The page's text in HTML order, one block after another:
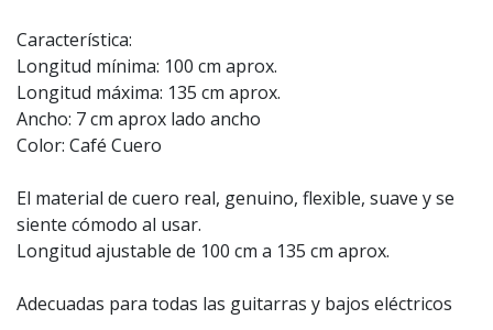
Característica:
Longitud mínima: 100 cm aprox.
Longitud máxima: 135 cm aprox.
Ancho: 7 cm aprox lado ancho
Color: Café Cuero
El material de cuero real, genuino, flexible, suave y se
siente cómodo al usar.
Longitud ajustable de 100 cm a 135 cm aprox.
Adecuadas para todas las guitarras y bajos eléctricos